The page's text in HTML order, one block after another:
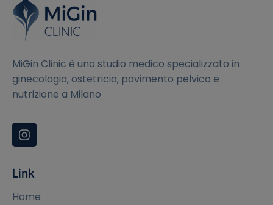
MiGin Clinic è uno studio medico specializzato in
ginecologia, ostetricia, pavimento pelvico e
nutrizione a Milano
Link
Home